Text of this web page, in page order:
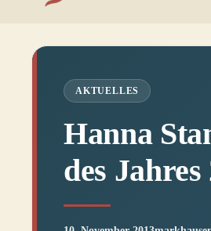
AKTUELLES
Hanna
des Jahres